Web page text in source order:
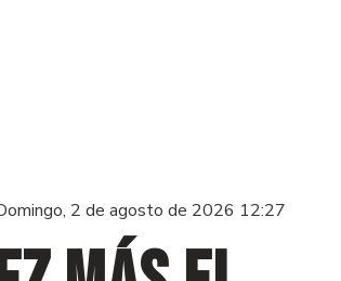
2 de agosto de 2026 12:27